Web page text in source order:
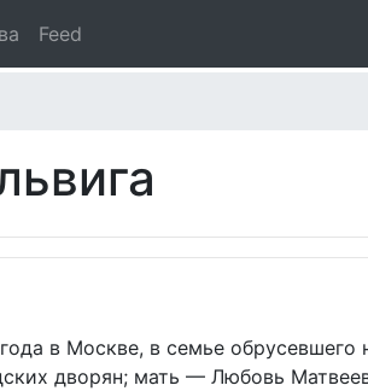
Feed
в Москве, в семье
дворян; мать — Любовь